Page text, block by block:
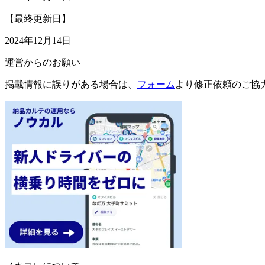
【最終更新日】
2024年12月14日
運営からのお願い
掲載情報に誤りがある場合は、 フォーム より修正依頼のご協